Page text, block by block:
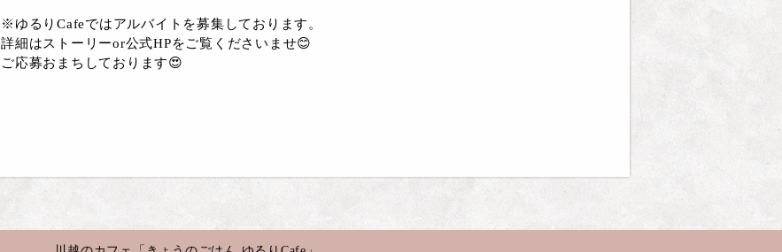
※ゆるりCafeではアルバイトを募集しております。
詳細はストーリーor公式HPをご覧くださいませ😊
ご応募おまちしております😍